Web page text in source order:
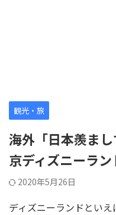
観光・旅
海外「日本羨ま
京ディズニーラン
2020年5月26日
ディズニーランドといえ